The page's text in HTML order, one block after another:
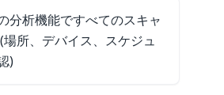
分析機能ですべてのスキャ
場所、デバイス、スケジュ
)